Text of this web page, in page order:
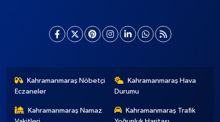
Kahramanmaraş Nöbetçi
Eczaneler
Kahramanmaraş Hava
Durumu
Kahramanmaraş Namaz
Kahramanmaraş Trafik